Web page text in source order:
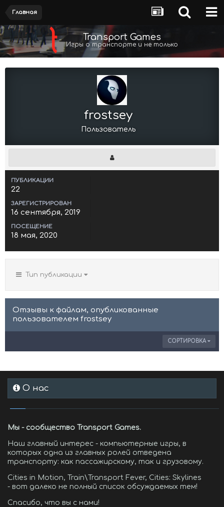
Главная
Transport Games
Игры о транспорте и не только
frostsey
Пользователь
ПУБЛИКАЦИИ
22
ЗАРЕГИСТРИРОВАН
16 сентября, 2019
ПОСЕЩЕНИЕ
18 мая, 2020
Тип публикации
Отзывы к файлам, опубликованные
пользователем frostsey
СОРТИРОВКА
О нас
Мы - сообщество Transport Games.
Наш главный интерес - компьютерные игры, в
которых одна из главных ролей отведена
транспорту: как пассажирскому, так и грузовому.
Cities in Motion, Train\Transport Fever, Cities: Skylines
- вот далеко не полный список обсуждаемых тем!
Спасибо, что вы с нами!